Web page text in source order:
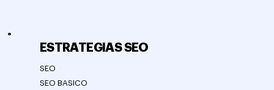
ESTRATEGIAS SEO
SEO
SEO BASICO